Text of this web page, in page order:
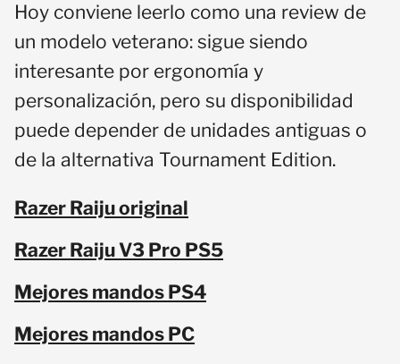
Hoy conviene leerlo como una review de
un modelo veterano: sigue siendo
interesante por ergonomía y
personalización, pero su disponibilidad
puede depender de unidades antiguas o
de la alternativa Tournament Edition.
Razer Raiju original
Razer Raiju V3 Pro PS5
Mejores mandos PS4
Mejores mandos PC